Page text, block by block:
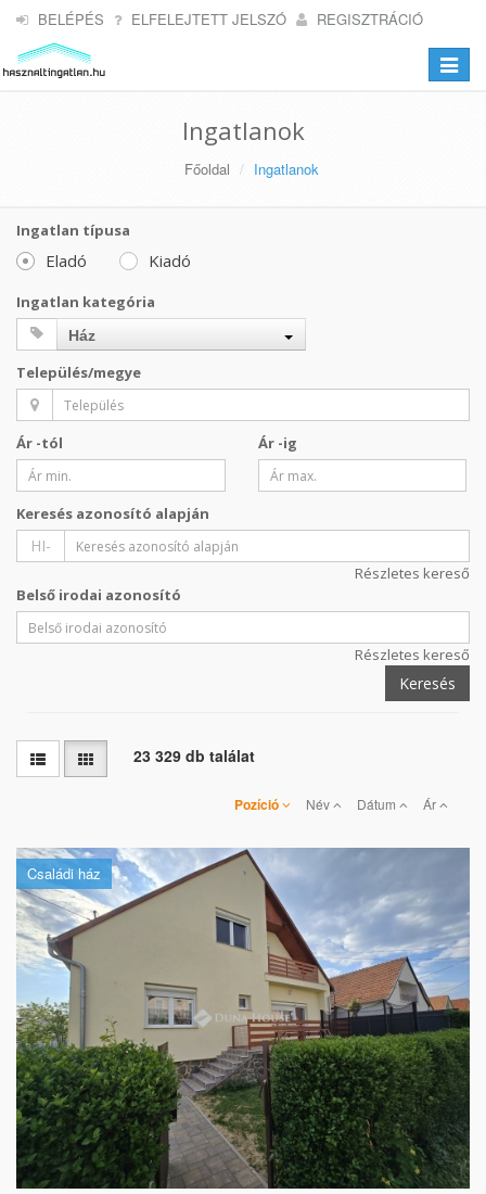
BELÉPÉS ELFELEJTETT JELSZÓ REGISZTRÁCIÓ
Toggle
Ingatlanok
Főoldal Ingatlanok
Ingatlan típusa
Eladó Kiadó
Ingatlan kategória
Ház
Település/megye
Ár -tól Ár -ig
Keresés azonosító alapján
HI-
Részletes kereső
Belső irodai azonosító
Részletes kereső
Keresés
23 329 db találat
Pozíció Név Dátum Ár
Családi ház